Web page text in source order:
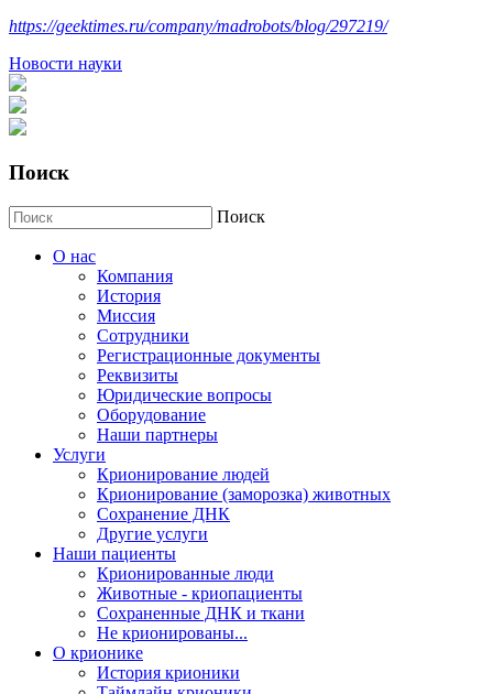
https://geektimes.ru/company/madrobots/blog/297219/
Новости науки
Поиск
Поиск
О нас
Компания
История
Миссия
Сотрудники
Регистрационные документы
Реквизиты
Юридические вопросы
Оборудование
Наши партнеры
Услуги
Крионирование людей
Крионирование (заморозка) животных
Сохранение ДНК
Другие услуги
Наши пациенты
Крионированные люди
Животные - криопациенты
Сохраненные ДНК и ткани
Не крионированы...
О крионике
История крионики